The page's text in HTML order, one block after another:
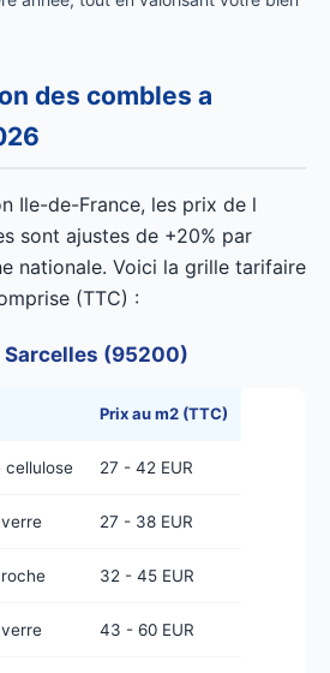
des combles a
Ile-de-France, les prix de l
sont ajustes de +20% par
nationale. Voici la grille tarifaire
(TTC) :
Sarcelles (95200)
Prix au m2 (TTC)
cellulose 27 - 42 EUR
27 - 38 EUR
32 - 45 EUR
43 - 60 EUR